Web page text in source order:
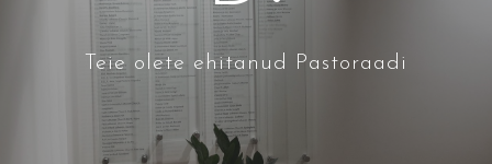
Teie olete ehitanud Pastoraadi